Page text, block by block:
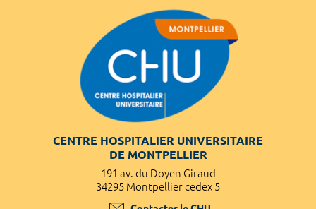
CENTRE HOSPITALIER UNIVERSITAIRE
DE MONTPELLIER
191 av. du Doyen Giraud
34295 Montpellier cedex 5